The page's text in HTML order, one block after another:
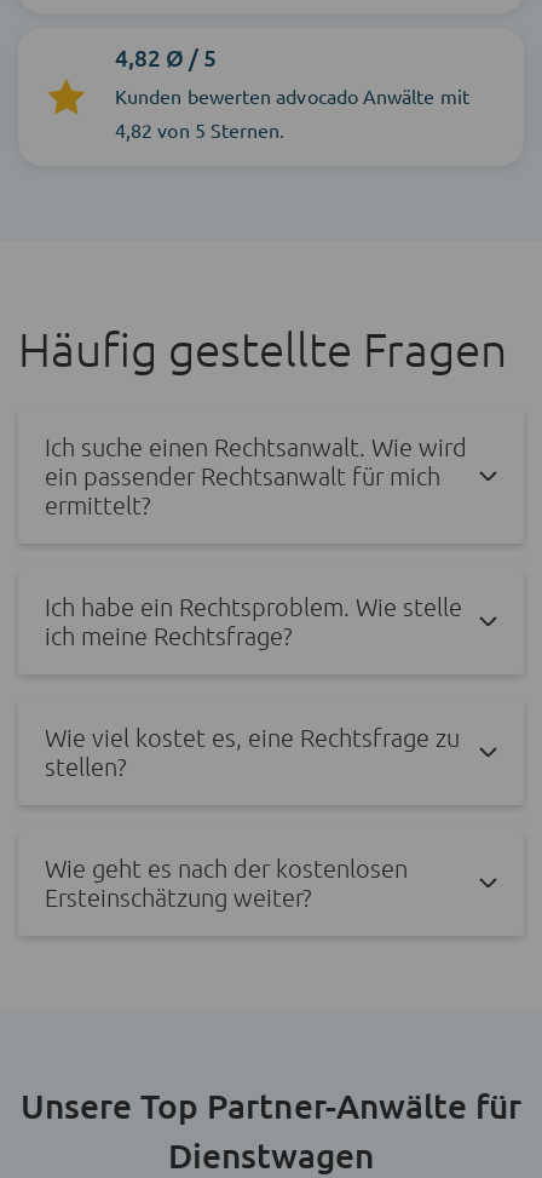
4,82 Ø / 5
Kunden bewerten advocado Anwälte mit
4,82 von 5 Sternen.
Häufig gestellte Fragen
Ich suche einen Rechtsanwalt. Wie wird
ein passender Rechtsanwalt für mich
ermittelt?
Ich habe ein Rechtsproblem. Wie stelle
ich meine Rechtsfrage?
Wie viel kostet es, eine Rechtsfrage zu
stellen?
Wie geht es nach der kostenlosen
Ersteinschätzung weiter?
Unsere Top Partner-Anwälte für
Dienstwagen